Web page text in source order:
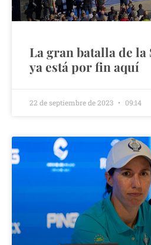
La gran batalla de
ya está por fin aquí
22 de septiembre de 2023 09:14